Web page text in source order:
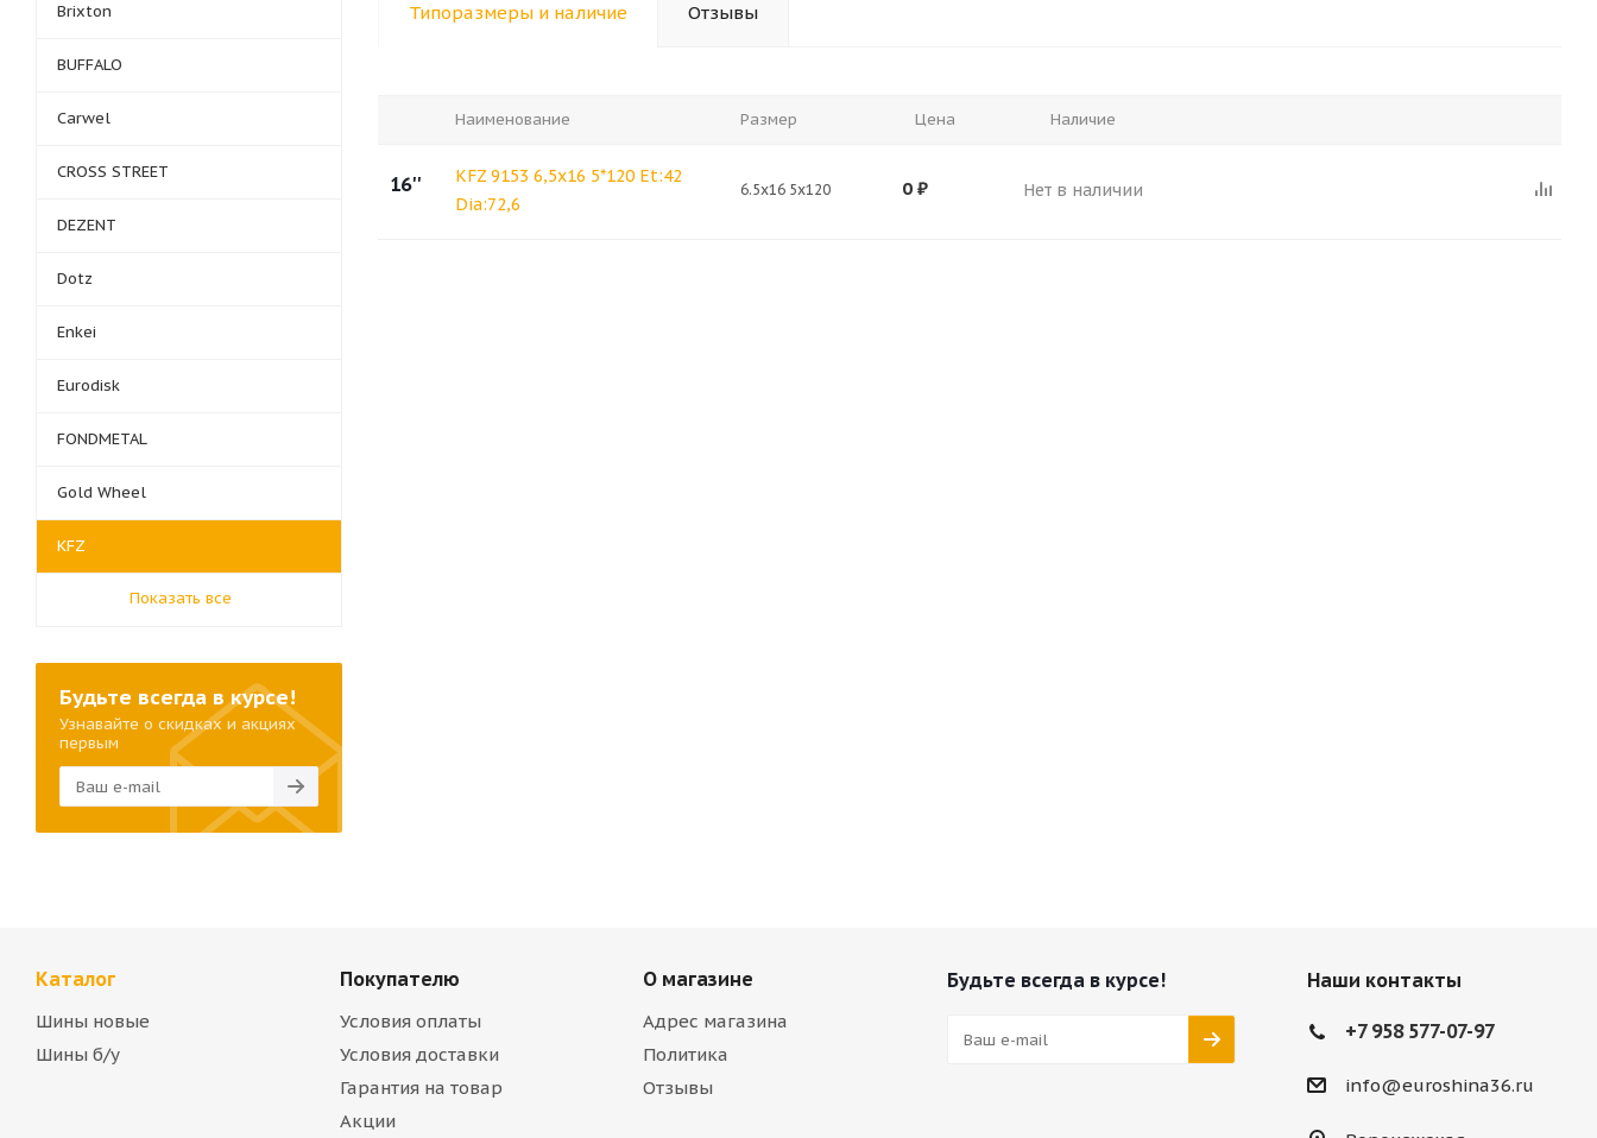
Типоразмеры и наличие Отзывы
Наименование Размер Цена Наличие
16''
KFZ 9153 6,5x16 5*120 Et:42
Dia:72,6
6.5x16 5x120 0 ₽ Нет в наличии
Brixton
BUFFALO
Carwel
CROSS STREET
DEZENT
Dotz
Enkei
Eurodisk
FONDMETAL
Gold Wheel
KFZ
Показать все
Будьте всегда в курсе!
Узнавайте о скидках и акциях
первым
Каталог
Шины новые
Шины б/у
Покупателю
Условия оплаты
Условия доставки
Гарантия на товар
Акции
О магазине
Адрес магазина
Политика
Отзывы
Будьте всегда в курсе! Наши контакты
+7 958 577-07-97
info@euroshina36.ru